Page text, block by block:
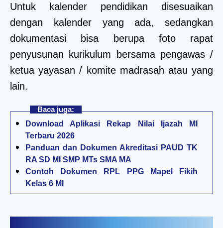
Untuk kalender pendidikan disesuaikan
dengan kalender yang ada, sedangkan
dokumentasi bisa berupa foto rapat
penyusunan kurikulum bersama pengawas /
ketua yayasan / komite madrasah atau yang
lain.
Baca juga:
Download Aplikasi Rekap Nilai Ijazah MI
Terbaru 2026
Panduan dan Dokumen Akreditasi PAUD TK
RA SD MI SMP MTs SMA MA
Contoh Dokumen RPL PPG Mapel Fikih
Kelas 6 MI